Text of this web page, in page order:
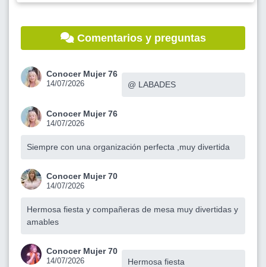
Comentarios y preguntas
Conocer Mujer 76
14/07/2026 @ LABADES
Conocer Mujer 76
14/07/2026
Siempre con una organización perfecta ,muy divertida
Conocer Mujer 70
14/07/2026
Hermosa fiesta y compañeras de mesa muy divertidas y
amables
Conocer Mujer 70
14/07/2026 Hermosa fiesta